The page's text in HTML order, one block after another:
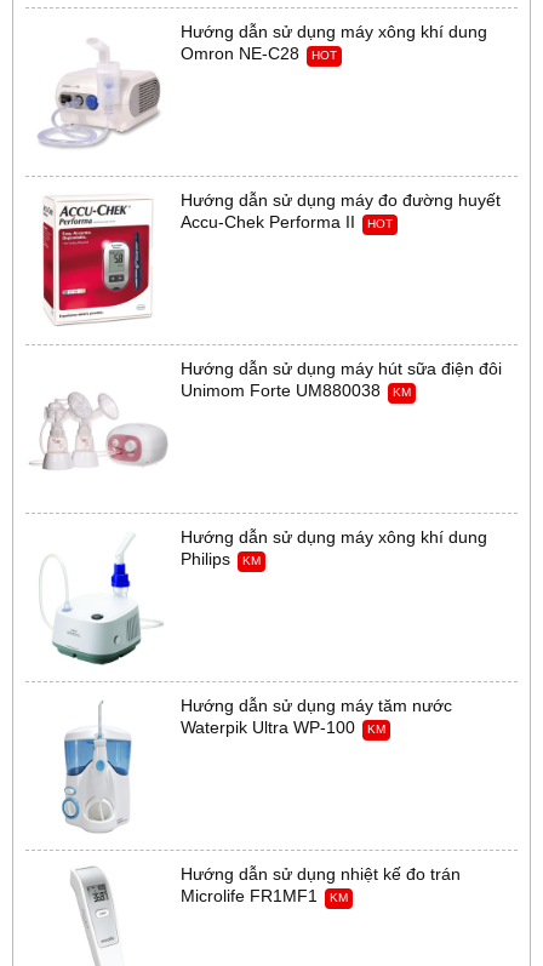
Hướng dẫn sử dụng máy xông khí dung
Omron NE-C28
HOT
Hướng dẫn sử dụng máy đo đường huyết
Accu-Chek Performa II
HOT
Hướng dẫn sử dụng máy hút sữa điện đôi
Unimom Forte UM880038
KM
Hướng dẫn sử dụng máy xông khí dung
Philips
KM
Hướng dẫn sử dụng máy tăm nước
Waterpik Ultra WP-100
KM
Hướng dẫn sử dụng nhiệt kế đo trán
Microlife FR1MF1
KM